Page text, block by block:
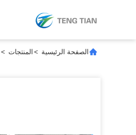
الصفحة الرئيسية >المنتجات >